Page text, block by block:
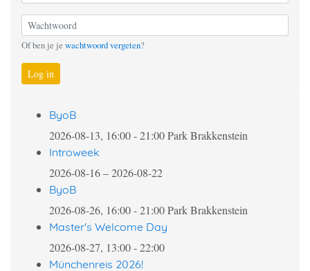
Of ben je je wachtwoord vergeten?
Log in
ByoB
2026-08-13, 16:00-21:00Park Brakkenstein
Introweek
2026-08-16–2026-08-22
ByoB
2026-08-26, 16:00-21:00Park Brakkenstein
Master's Welcome Day
2026-08-27, 13:00-22:00
Münchenreis 2026!